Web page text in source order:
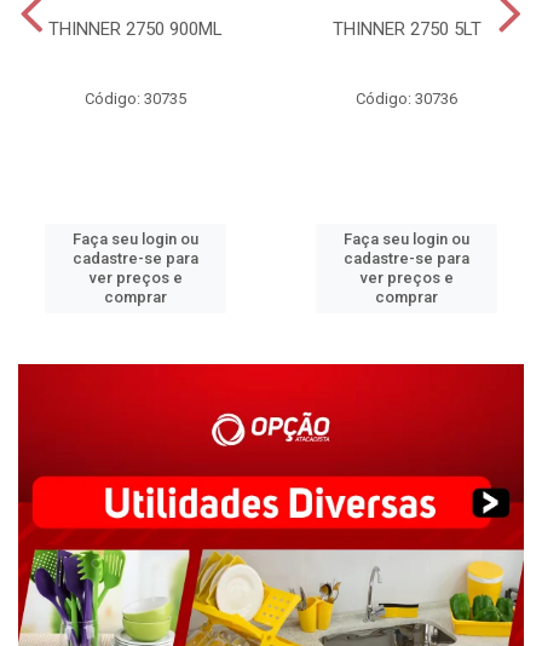
THINNER 2750 900ML
Código: 30735
Faça seu login ou
cadastre-se para
ver preços e
comprar
THINNER 2750 5LT
Código: 30736
Faça seu login ou
cadastre-se para
ver preços e
comprar